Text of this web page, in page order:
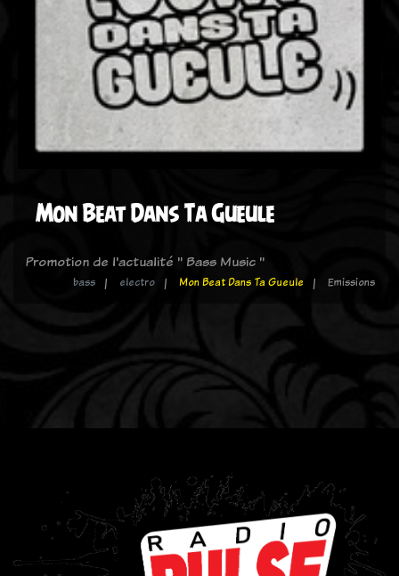
Mon Beat Dans Ta Gueule
Promotion de l'actualité " Bass Music "
bass electro Mon Beat Dans Ta Gueule Emissions